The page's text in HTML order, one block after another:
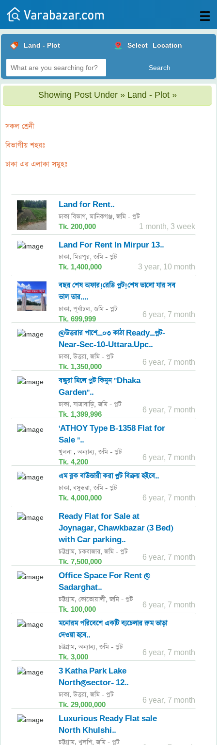
Posts
Login
Land - Plot Select Location
Showing Post Under » Land - Plot »
সকল শ্রেনী
বিভাগীয় শহরঃ
ঢাকা এর এলাকা সমুহঃ
Land for Rent..
ঢাকা বিভাগ,মানিকগঞ্জ, জমি - প্লট
Tk. 200,000 1 month, 3 week
Land For Rent In Mirpur 13..
ঢাকা,মিরপুর, জমি - প্লট
Tk. 1,400,000 3 year, 10 month
বছর শেষ অফার!রেডি প্লট!শেষ ভালো যার সব
ভাল তার....
ঢাকা,পূর্বাচল, জমি - প্লট
Tk. 699,999 6 year, 7 month
@উত্তরার পাশে_০৩ কাঠা Ready_প্লট-
Near-Sec-10-Uttara.Upc..
ঢাকা,উত্তরা, জমি - প্লট
Tk. 1,350,000 6 year, 7 month
বন্ধুরা মিলে প্লট কিনুন "Dhaka
Garden"..
ঢাকা,যাত্রাবাড়ি, জমি - প্লট
Tk. 1,399,996 6 year, 7 month
'ATHOY Type B-1358 Flat for
Sale "..
খুলনা ,অন্যান্য, জমি - প্লট
Tk. 4,200 6 year, 7 month
এম ব্লক বাউন্ডারী করা প্লট বিক্রয় হইবে..
ঢাকা,বসুন্ধরা, জমি - প্লট
Tk. 4,000,000 6 year, 7 month
Ready Flat for Sale at
Joynagar, Chawkbazar (3 Bed)
with Car parking..
চট্টগ্রাম,চকবাজার, জমি - প্লট
Tk. 7,500,000 6 year, 7 month
Office Space For Rent @
Sadarghat..
চট্টগ্রাম,কোতোয়ালী, জমি - প্লট
Tk. 100,000 6 year, 7 month
মনোরম পরিবেশে একটি ব্যচেলার রুম ভাড়া
দেওয়া হবে..
চট্টগ্রাম,অন্যান্য, জমি - প্লট
Tk. 3,000 6 year, 7 month
3 Katha Park Lake
North@sector- 12..
ঢাকা,উত্তরা, জমি - প্লট
Tk. 29,000,000 6 year, 7 month
Luxurious Ready Flat sale
North Khulshi..
চট্টগ্রাম,খুলশি, জমি - প্লট